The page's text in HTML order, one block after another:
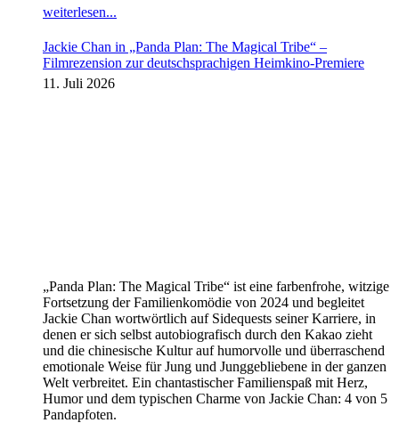
weiterlesen...
Jackie Chan in „Panda Plan: The Magical Tribe“ –
Filmrezension zur deutschsprachigen Heimkino-Premiere
11. Juli 2026
„Panda Plan: The Magical Tribe“ ist eine farbenfrohe, witzige
Fortsetzung der Familienkomödie von 2024 und begleitet
Jackie Chan wortwörtlich auf Sidequests seiner Karriere, in
denen er sich selbst autobiografisch durch den Kakao zieht
und die chinesische Kultur auf humorvolle und überraschend
emotionale Weise für Jung und Junggebliebene in der ganzen
Welt verbreitet. Ein chantastischer Familienspaß mit Herz,
Humor und dem typischen Charme von Jackie Chan: 4 von 5
Pandapfoten.